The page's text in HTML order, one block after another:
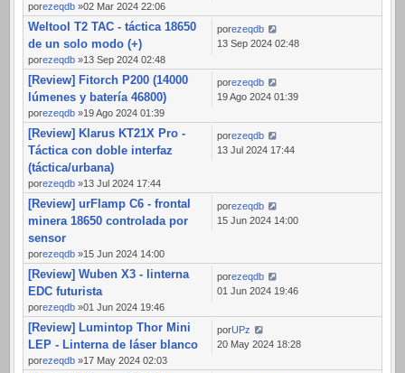
porezeqdb »02 Mar 2024 22:06
Weltool T2 TAC - táctica 18650
de un solo modo (+)
porezeqdb »13 Sep 2024 02:48
porezeqdb
13 Sep 2024 02:48
[Review] Fitorch P200 (14000
lúmenes y batería 46800)
porezeqdb »19 Ago 2024 01:39
porezeqdb
19 Ago 2024 01:39
[Review] Klarus KT21X Pro -
Táctica con doble interfaz
(táctica/urbana)
porezeqdb »13 Jul 2024 17:44
porezeqdb
13 Jul 2024 17:44
[Review] urFlamp C6 - frontal
minera 18650 controlada por
sensor
porezeqdb »15 Jun 2024 14:00
porezeqdb
15 Jun 2024 14:00
[Review] Wuben X3 - linterna
EDC futurista
porezeqdb »01 Jun 2024 19:46
porezeqdb
01 Jun 2024 19:46
[Review] Lumintop Thor Mini
LEP - Linterna de láser blanco
porezeqdb »17 May 2024 02:03
porUPz
20 May 2024 18:28